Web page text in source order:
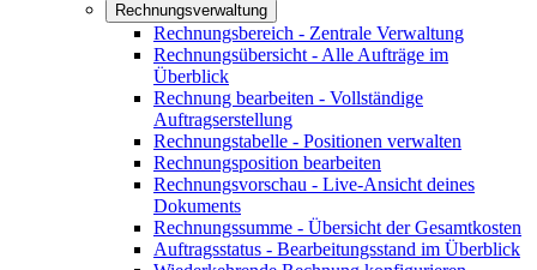
Rechnungsverwaltung
Rechnungsbereich - Zentrale Verwaltung
Rechnungsübersicht - Alle Aufträge im
Überblick
Rechnung bearbeiten - Vollständige
Auftragserstellung
Rechnungstabelle - Positionen verwalten
Rechnungsposition bearbeiten
Rechnungsvorschau - Live-Ansicht deines
Dokuments
Rechnungssumme - Übersicht der Gesamtkosten
Auftragsstatus - Bearbeitungsstand im Überblick